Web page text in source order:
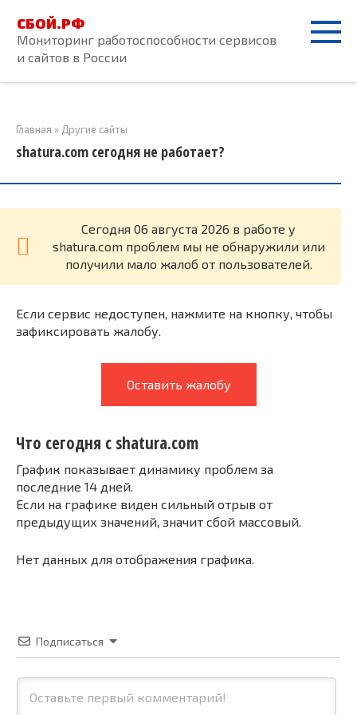
контенту
СБОЙ.РФ
Мониторинг работоспособности сервисов
и сайтов в России
Главная » Другие сайты
shatura.com сегодня не работает?
Cегодня 06 августа 2026 в работе у
shatura.com проблем мы не обнаружили или
получили мало жалоб от пользователей.
Если сервис недоступен, нажмите на кнопку, чтобы
зафиксировать жалобу.
Оставить жалобу
Что сегодня с shatura.com
График показывает динамику проблем за
последние 14 дней.
Если на графике виден сильный отрыв от
предыдущих значений, значит сбой массовый.
Нет данных для отображения графика.
Подписаться